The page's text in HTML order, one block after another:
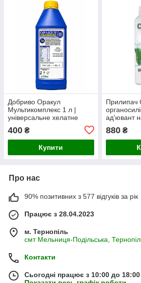
Добриво Оракул
Мультикомплекс 1 л |
універсальне хелатне
мікродобриво NPK 18.4-
6.6-4.4 для всіх
сільськогосподарських
400 ₴
Купити
Прилипач
ад'ювант
добрив
880₴
Про нас
90% позитивних з 577 відгуків за рік
Працює з 28.04.2023
м. Тернопіль
смт Мельниця-Подільська,
Контакти
Сьогодні працює з 10:00 до 18:00